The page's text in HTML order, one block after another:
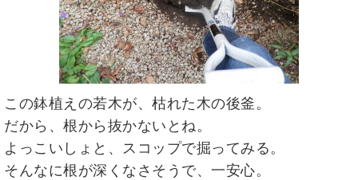
この鉢植えの若木が、枯れた木の後釜。
だから、根から抜かないとね。
よっこいしょと、スコップで掘ってみる。
そんなに根が深くなさそうで、一安心。